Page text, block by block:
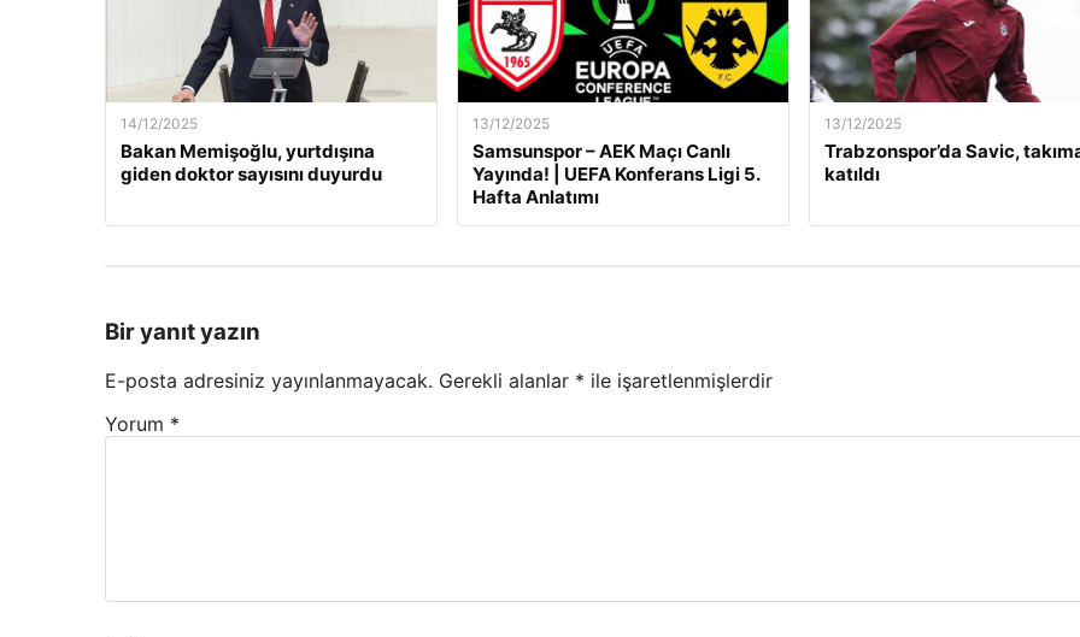
14/12/2025
Bakan Memişoğlu, yurtdışına
giden doktor sayısını duyurdu
13/12/2025
Samsunspor – AEK Maçı Canlı
Yayında! | UEFA Konferans Ligi 5.
Hafta Anlatımı
13/12/2025
Trabzonspor’da Savic,
katıldı
Bir yanıt yazın
E-posta adresiniz yayınlanmayacak. Gerekli alanlar * ile işaretlenmişlerdir
Yorum *